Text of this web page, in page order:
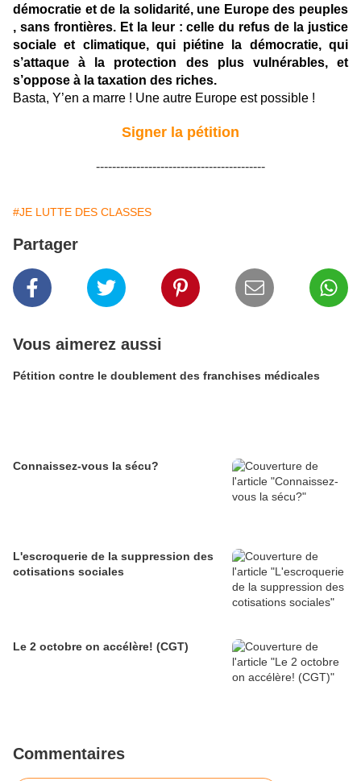
démocratie et de la solidarité, une Europe des peuples
, sans frontières. Et la leur : celle du refus de la justice
sociale et climatique, qui piétine la démocratie, qui
s’attaque à la protection des plus vulnérables, et
s’oppose à la taxation des riches.
Basta, Y’en a marre ! Une autre Europe est possible !
Signer la pétition
------------------------------------------
#JE LUTTE DES CLASSES
Partager
Vous aimerez aussi
Pétition contre le doublement des franchises médicales
Connaissez-vous la sécu?
L'escroquerie de la suppression des
cotisations sociales
Le 2 octobre on accélère! (CGT)
Commentaires